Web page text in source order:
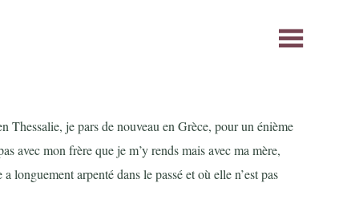
Thessalie, je pars de nouveau en Grèce, pour un énième
avec mon frère que je m’y rends mais avec ma mère,
longuement arpenté dans le passé et où elle n’est pas